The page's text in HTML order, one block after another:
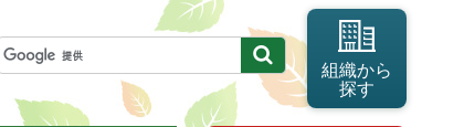
組織から
探す